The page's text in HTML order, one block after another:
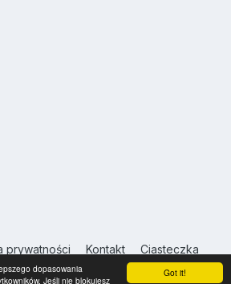
Got it!
dopasowania
Jeśli nie blokujesz
prywatności Kontakt Ciasteczka
USA.INFO.PL